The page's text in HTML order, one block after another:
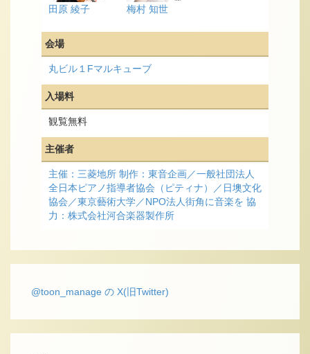
田原 綾子 梅村 知世
会場
丸ビル１Fマルキューブ
入場料
観覧無料
主催者
主催：三菱地所 制作：東音企画／一般社団法人
全日本ピアノ指導者協会（ピティナ）／日墺文化
協会／東京藝術大学／NPO法人街角に音楽を 協
力：株式会社河合楽器製作所
@toon_manage の X(旧Twitter)